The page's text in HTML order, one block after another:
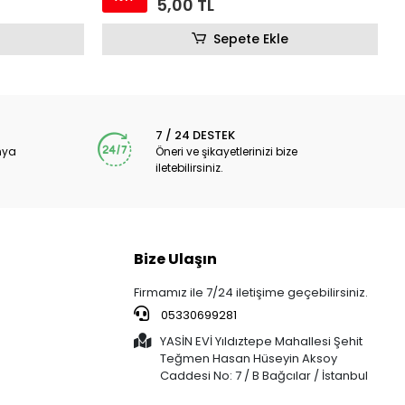
8,00 TL
Sepete Ekle
7 / 24 DESTEK
Öneri ve şikayetlerinizi bize
iletebilirsiniz.
Bize Ulaşın
Firmamız ile 7/24 iletişime geçebilirsiniz.
05330699281
YASİN EVİ Yıldıztepe Mahallesi Şehit
Teğmen Hasan Hüseyin Aksoy
Caddesi No: 7 / B Bağcılar / İstanbul